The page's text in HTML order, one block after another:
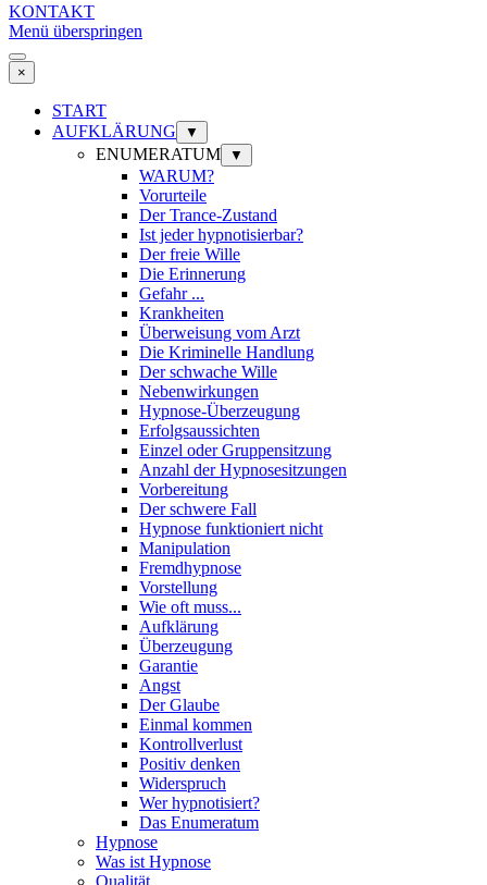
KONTAKT
Menü überspringen
×
START
AUFKLÄRUNG
▼
ENUMERATUM ▼
WARUM?
Vorurteile
Der Trance-Zustand
Ist jeder hypnotisierbar?
Der freie Wille
Die Erinnerung
Gefahr ...
Krankheiten
Überweisung vom Arzt
Die Kriminelle Handlung
Der schwache Wille
Nebenwirkungen
Hypnose-Überzeugung
Erfolgsaussichten
Einzel oder Gruppensitzung
Anzahl der Hypnosesitzungen
Vorbereitung
Der schwere Fall
Hypnose funktioniert nicht
Manipulation
Fremdhypnose
Vorstellung
Wie oft muss...
Aufklärung
Überzeugung
Garantie
Angst
Der Glaube
Einmal kommen
Kontrollverlust
Positiv denken
Widerspruch
Wer hypnotisiert?
Das Enumeratum
Hypnose
Was ist Hypnose
Qualität